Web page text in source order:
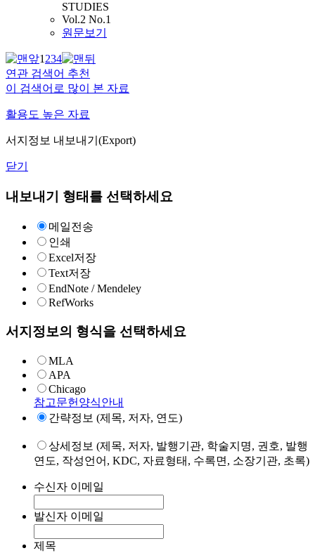
STUDIES
Vol.2 No.1
원문보기
1234
연관 검색어 추천
이 검색어로 많이 본 자료
활용도 높은 자료
서지정보 내보내기(Export)
닫기
내보내기 형태를 선택하세요
메일전송
인쇄
Excel저장
Text저장
EndNote / Mendeley
RefWorks
서지정보의 형식을 선택하세요
MLA
APA
Chicago
참고문헌양식안내
간략정보 (제목, 저자, 연도)
상세정보 (제목, 저자, 발행기관, 학술지명, 권호, 발행
연도, 작성언어, KDC, 자료형태, 수록면, 소장기관, 초록)
수신자 이메일
발신자 이메일
제목